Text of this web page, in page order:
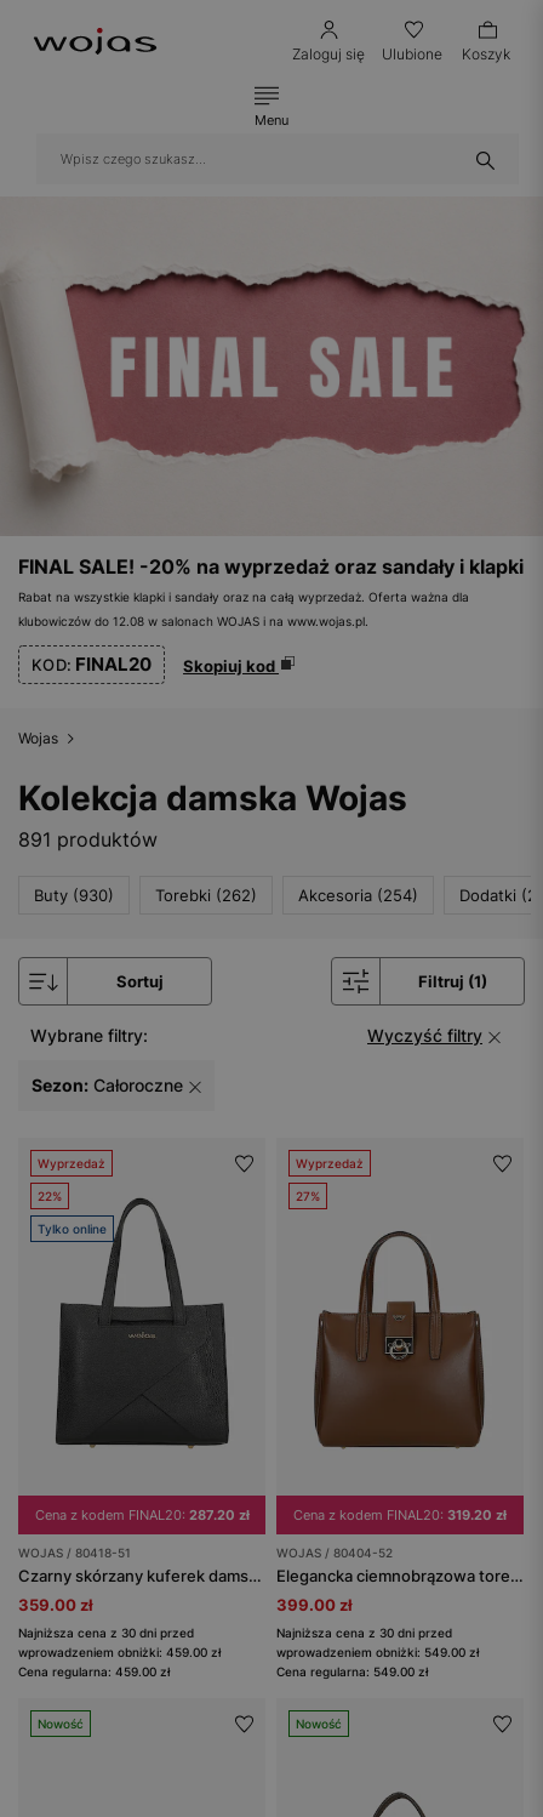
Zaloguj się Ulubione Koszyk
Menu
FINAL SALE! -20% na wyprzedaż oraz sandały i klapki
Rabat na wszystkie klapki i sandały oraz na całą wyprzedaż. Oferta ważna dla
klubowiczów do 12.08 w salonach WOJAS i na www.wojas.pl.
KOD: FINAL20 Skopiuj kod
Wojas
Kolekcja damska Wojas
891 produktów
Buty (930) Torebki (262) Akcesoria (254) Dodatki
Sortuj Filtruj (1)
Wybrane filtry: Wyczyść filtry
Sezon: Całoroczne
Wyprzedaż
22%
Tylko online
Cena z kodem FINAL20: 287.20 zł
WOJAS / 80418-51
Czarny skórzany kuferek damski z złotym logo
359.00 zł
Najniższa cena z 30 dni przed
wprowadzeniem obniżki: 459.00 zł
Cena regularna: 459.00 zł
Wyprzedaż
27%
Cena z kodem FINAL20: 319.20 zł
WOJAS / 80404-52
Elegancka ciemnobrązowa torebka damska typu kuferek
399.00 zł
Najniższa cena z 30 dni przed
wprowadzeniem obniżki: 549.00 zł
Cena regularna: 549.00 zł
Nowość Nowość